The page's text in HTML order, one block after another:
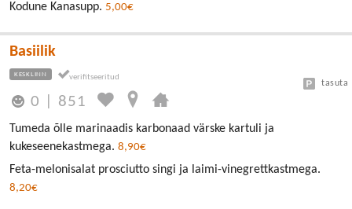
Kodune Kanasupp. 5,00€
Basiilik
KESKLINN
0 851
tasuta
Tumeda õlle marinaadis karbonaad värske kartuli ja
kukeseenekastmega. 8,90€
Feta-melonisalat prosciutto singi ja laimi-vinegrettkastmega.
8,20€